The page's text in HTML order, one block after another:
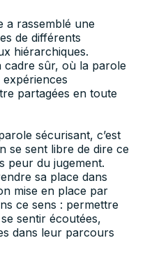
a rassemblé une
de différents
hiérarchiques.
cadre sûr, où la parole
partagées en toute
sécurisant, c’est
se sent libre de dire ce
peur du jugement.
sa place dans
mise en place par
ce sens : permettre
sentir écoutées,
dans leur parcours